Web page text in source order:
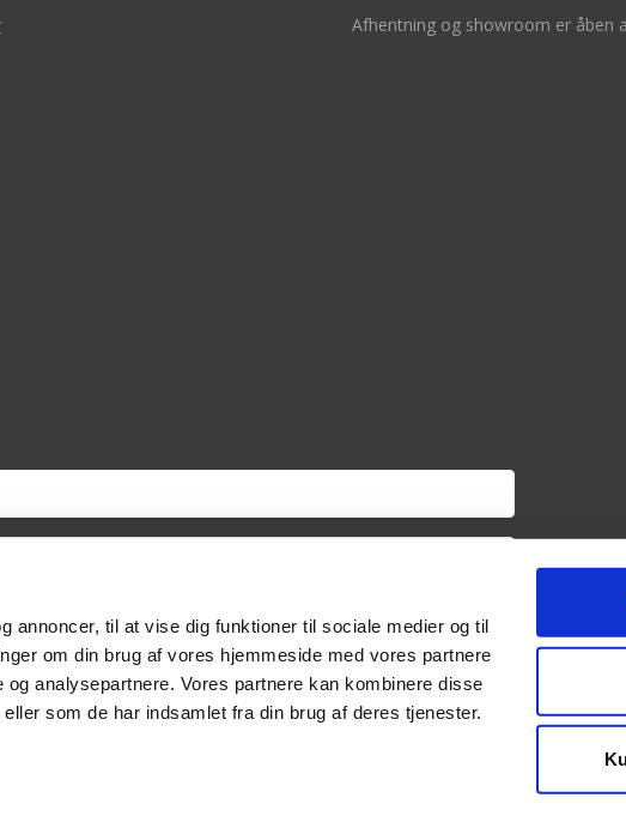
annoncer, til at vise dig funktioner til sociale medier og til
om din brug af vores hjemmeside med vores partnere
analysepartnere. Vores partnere kan kombinere disse
som de har indsamlet fra din brug af deres tjenester.
Afhentning og showroom er åben
til enhver tid trække dit samtykket tilbage via afmeldingslinket i hver
Når du modtager vores nyhedsmail, indsamler vi oplysninger om dig via
nyhedsmail. Læs mere om behandlingen af dine personoplysninger og